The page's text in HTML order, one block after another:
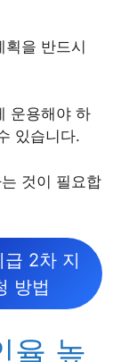
획을 반드시
운용해야 하
있습니다.
것이 필요합
2차 지
방법
율 높